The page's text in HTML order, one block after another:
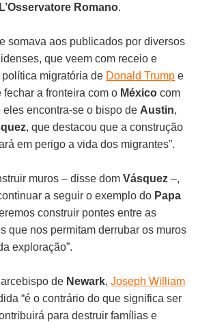
L’Osservatore Romano.
somava aos publicados por diversos
que veem com receio e
migratória de Donald Trump e
a fronteira com o México com
eles encontra-se o bispo de Austin,
, que destacou que a construção
em perigo a vida dos migrantes”.
muros – disse domVásquez –,
a seguir o exemplo do Papa
construir pontes entre as
que nos permitam derrubar os muros
exploração”.
de Newark,Joseph William
“é o contrário do que significa ser
para destruir famílias e